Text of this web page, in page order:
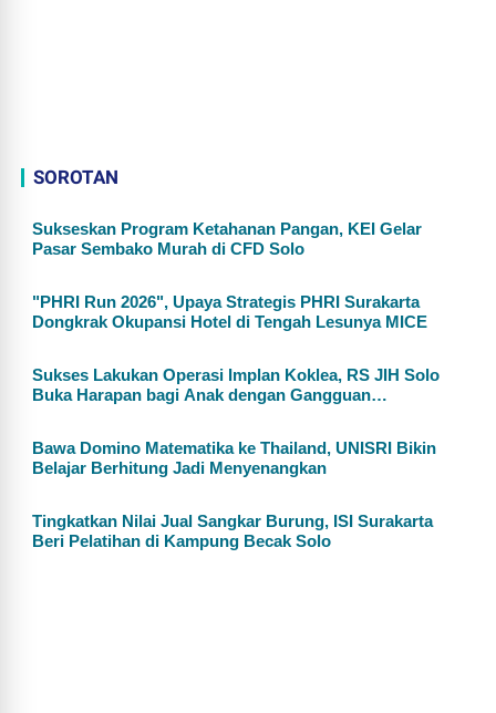
SOROTAN
Sukseskan Program Ketahanan Pangan, KEI Gelar
Pasar Sembako Murah di CFD Solo
"PHRI Run 2026", Upaya Strategis PHRI Surakarta
Dongkrak Okupansi Hotel di Tengah Lesunya MICE
Sukses Lakukan Operasi Implan Koklea, RS JIH Solo
Buka Harapan bagi Anak dengan Gangguan
Bawa Domino Matematika ke Thailand, UNISRI Bikin
Belajar Berhitung Jadi Menyenangkan
Tingkatkan Nilai Jual Sangkar Burung, ISI Surakarta
Beri Pelatihan di Kampung Becak Solo